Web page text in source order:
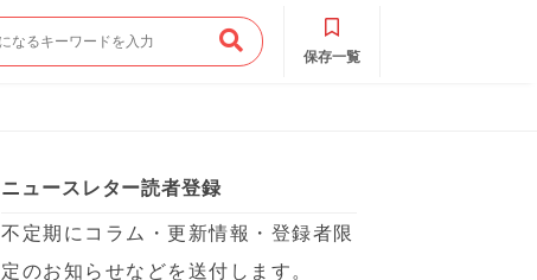
保存一覧
ニュースレター読者登録
不定期にコラム・更新情報・登録者限
定のお知らせなどを送付します。